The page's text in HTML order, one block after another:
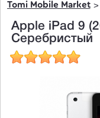
Tomi Mobile Market
Apple iPad 9
Серебристый